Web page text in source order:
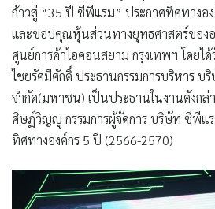
ก้าวสู่ “35 ปี ซีพีแรม” ประกาศทิศทางอ
และขอบคุณหุ้นส่วนทางยุทธศาสตร์ของอ
ศูนย์การค้าไอคอนสยาม กรุงเทพฯ โดยไ
ไชยรัศมีศักดิ์ ประธานกรรมการบริหาร
จำกัด(มหาชน) เป็นประธานในงานดังกล่
ศิษฏ์วิญญู กรรมการผู้จัดการ บริษัท ซีพีแร
ทิศทางองค์กร 5 ปี (2566-2570)